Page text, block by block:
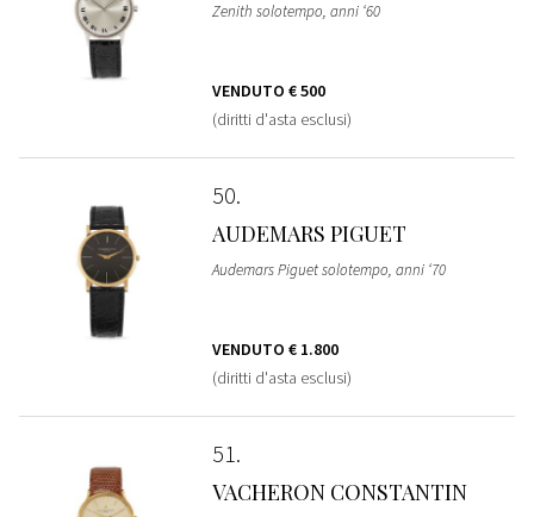
Zenith solotempo, anni ‘60
VENDUTO € 500
(diritti d'asta esclusi)
50
AUDEMARS PIGUET
Audemars Piguet solotempo, anni ‘70
VENDUTO € 1.800
(diritti d'asta esclusi)
51
VACHERON CONSTANTIN